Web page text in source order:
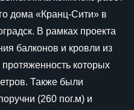
дома «Кранц-Сити» в
В рамках проекта
балконов и кровли из
которых
Также были
(260 пог.м) и